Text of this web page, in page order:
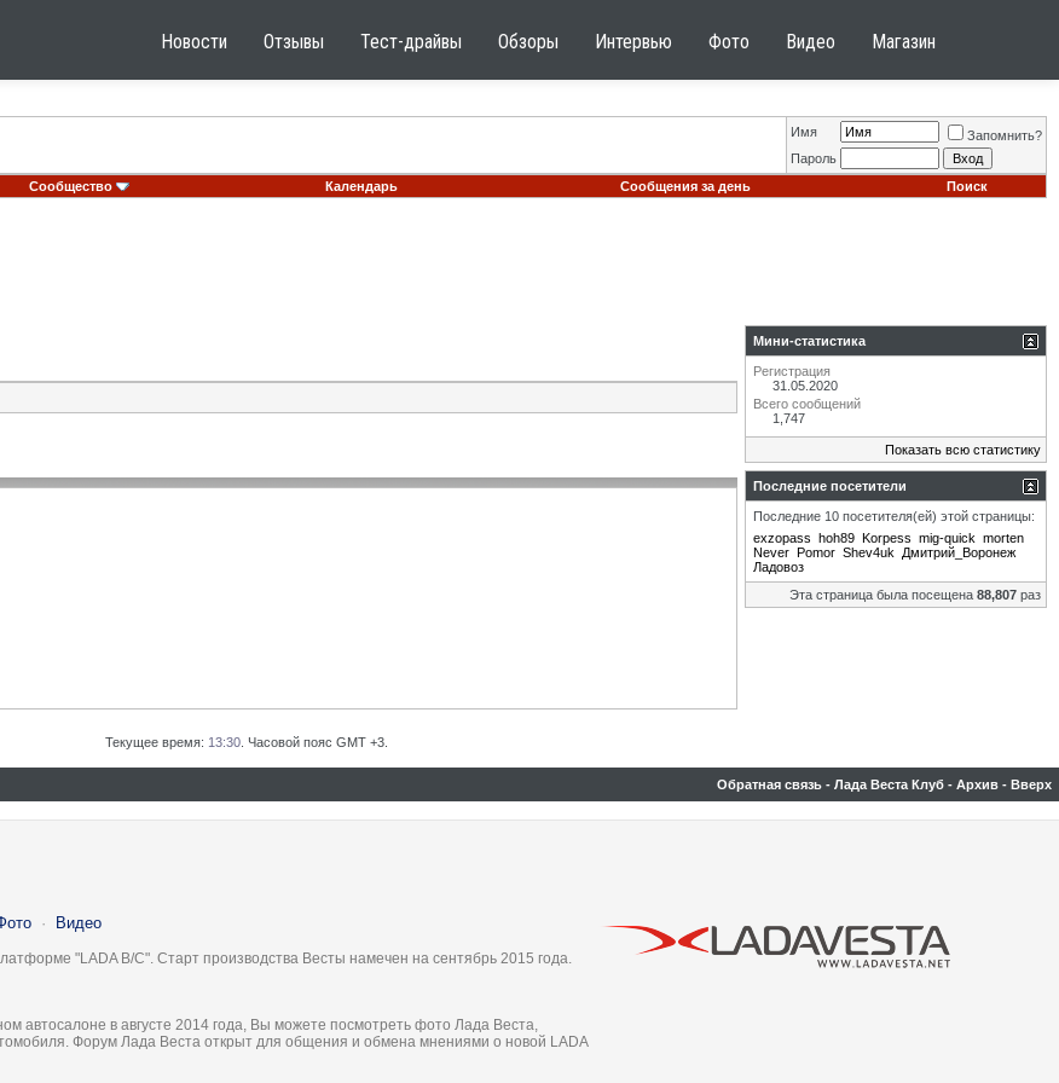
Новости Отзывы Тест-драйвы Обзоры Интервью Фото Видео Магазин
Имя
Запомнить?
Пароль
Сообщество Календарь Сообщения за день Поиск
Мини-статистика
Регистрация
31.05.2020
Всего сообщений
1,747
Показать всю статистику
Последние посетители
Последние 10 посетителя(ей) этой страницы:
exzopass hoh89 Korpess mig-quick morten
Never Pomor Shev4uk
Дмитрий_Воронеж
Ладовоз
Эта страница была посещена 88,807 раз
Текущее время: 13:30 . Часовой пояс GMT +3.
Обратная связь - Лада Веста Клуб - Архив - Вверх
· Видео
"LADA B/C". Старт производства Весты намечен на сентябрь 2015 года.
автосалоне в августе 2014 года, Вы можете посмотреть фото Лада Веста,
Форум Лада Веста открыт для общения и обмена мнениями о новой LADA